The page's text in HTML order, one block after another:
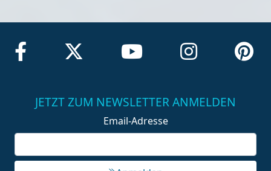
JETZT ZUM NEWSLETTER ANMELDEN
Email-Adresse